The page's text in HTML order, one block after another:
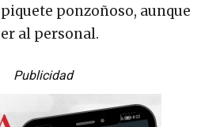
ponzoñoso, aunque
al personal.
Publicidad